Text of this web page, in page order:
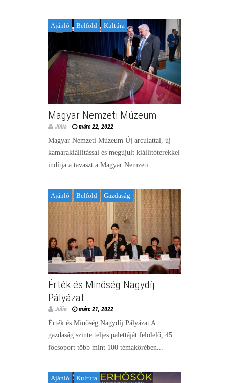
Ajánló Belföld Kultúra
Magyar Nemzeti Múzeum
Júlia márc 22, 2022
Magyar Nemzeti Múzeum Új arculattal, új
kamarakiállítással és megújult kiállítóterekkel
indítja a tavaszt a Magyar Nemzeti...
Ajánló Belföld Gazdaság
Érték és Minőség Nagydíj
Pályázat
Júlia márc 21, 2022
Érték és Minőség Nagydíj Pályázat A
gazdaság szinte teljes palettáját felölelő, 45
főcsoport több mint 100 témakörében...
Ajánló Kultúra